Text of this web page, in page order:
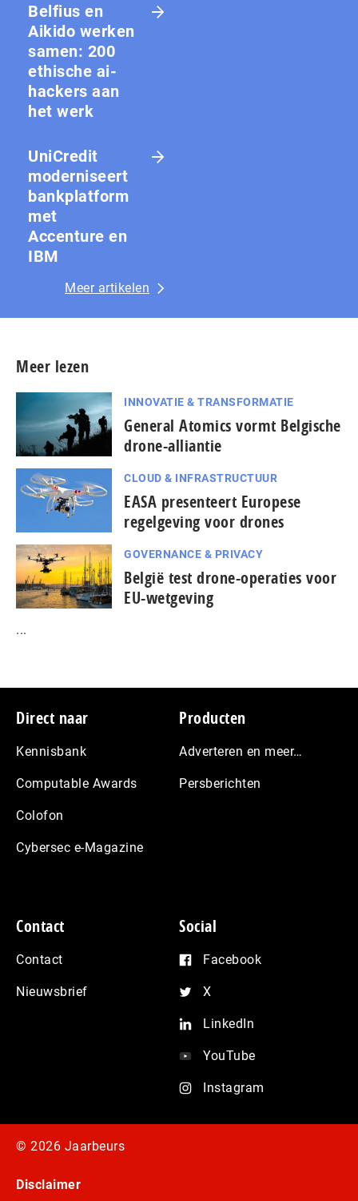
Belfius en
Aikido werken
samen: 200
ethische ai-
hackers aan
het werk
UniCredit
moderniseert
bankplatform
met
Accenture en
IBM
Meer artikelen
Meer lezen
INNOVATIE & TRANSFORMATIE
General Atomics vormt Belgische
drone-alliantie
CLOUD & INFRASTRUCTUUR
EASA presenteert Europese
regelgeving voor drones
GOVERNANCE & PRIVACY
België test drone-operaties voor
EU-wetgeving
...
Footer
Direct naar
Kennisbank
Computable Awards
Colofon
Cybersec e-Magazine
Producten
Adverteren en meer…
Persberichten
Contact
Contact
Nieuwsbrief
Social
Facebook
X
LinkedIn
YouTube
Instagram
© 2026 Jaarbeurs
Disclaimer